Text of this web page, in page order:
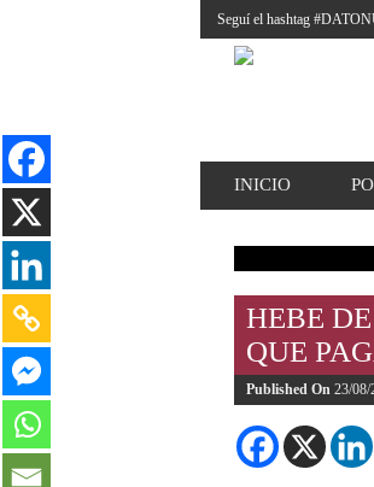
Seguí el hashtag
INICIO
HEBE
QUE
Published On 23/08/